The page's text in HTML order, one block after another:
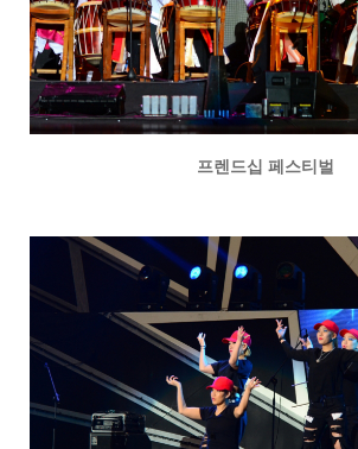
프렌드십 페스티벌